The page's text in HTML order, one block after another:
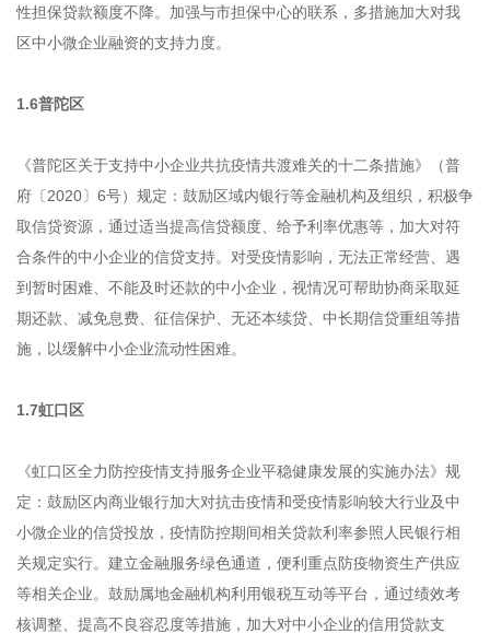
性担保贷款额度不降。加强与市担保中心的联系，多措施加大对我
区中小微企业融资的支持力度。
1.6普陀区
《普陀区关于支持中小企业共抗疫情共渡难关的十二条措施》（普
府〔2020〕6号）规定：鼓励区域内银行等金融机构及组织，积极争
取信贷资源，通过适当提高信贷额度、给予利率优惠等，加大对符
合条件的中小企业的信贷支持。对受疫情影响，无法正常经营、遇
到暂时困难、不能及时还款的中小企业，视情况可帮助协商采取延
期还款、减免息费、征信保护、无还本续贷、中长期信贷重组等措
施，以缓解中小企业流动性困难。
1.7虹口区
《虹口区全力防控疫情支持服务企业平稳健康发展的实施办法》规
定：鼓励区内商业银行加大对抗击疫情和受疫情影响较大行业及中
小微企业的信贷投放，疫情防控期间相关贷款利率参照人民银行相
关规定实行。建立金融服务绿色通道，便利重点防疫物资生产供应
等相关企业。鼓励属地金融机构利用银税互动等平台，通过绩效考
核调整、提高不良容忍度等措施，加大对中小企业的信用贷款支